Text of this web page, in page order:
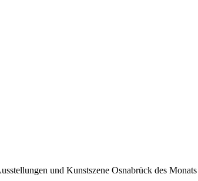
und Kunstszene Osnabrück des